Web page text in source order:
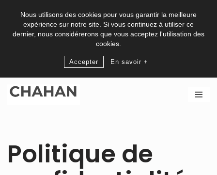
Nous utilisons des cookies pour vous garantir la meilleure
expérience sur notre site. Si vous continuez à utiliser ce
dernier, nous considérerons que vous acceptez l'utilisation des
cookies.
Accepter En savoir +
Politique de